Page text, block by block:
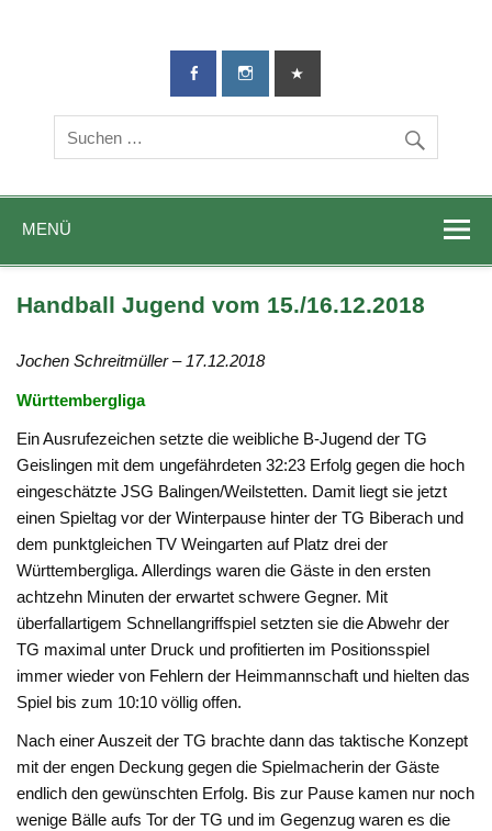
TG-Geislingen
DIE Sportadresse in Geislingen!
MENÜ
Handball Jugend vom 15./16.12.2018
Jochen Schreitmüller – 17.12.2018
Württembergliga
Ein Ausrufezeichen setzte die weibliche B-Jugend der TG
Geislingen mit dem ungefährdeten 32:23 Erfolg gegen die hoch
eingeschätzte JSG Balingen/Weilstetten. Damit liegt sie jetzt
einen Spieltag vor der Winterpause hinter der TG Biberach und
dem punktgleichen TV Weingarten auf Platz drei der
Württembergliga. Allerdings waren die Gäste in den ersten
achtzehn Minuten der erwartet schwere Gegner. Mit
überfallartigem Schnellangriffspiel setzten sie die Abwehr der
TG maximal unter Druck und profitierten im Positionsspiel
immer wieder von Fehlern der Heimmannschaft und hielten das
Spiel bis zum 10:10 völlig offen.
Nach einer Auszeit der TG brachte dann das taktische Konzept
mit der engen Deckung gegen die Spielmacherin der Gäste
endlich den gewünschten Erfolg. Bis zur Pause kamen nur noch
wenige Bälle aufs Tor der TG und im Gegenzug waren es die